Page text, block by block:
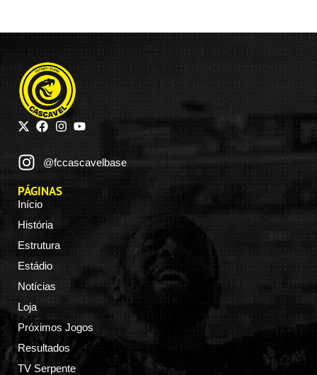
@fccascavelbase
PÁGINAS
Início
História
Estrutura
Estádio
Notícias
Loja
Próximos Jogos
Resultados
TV Serpente